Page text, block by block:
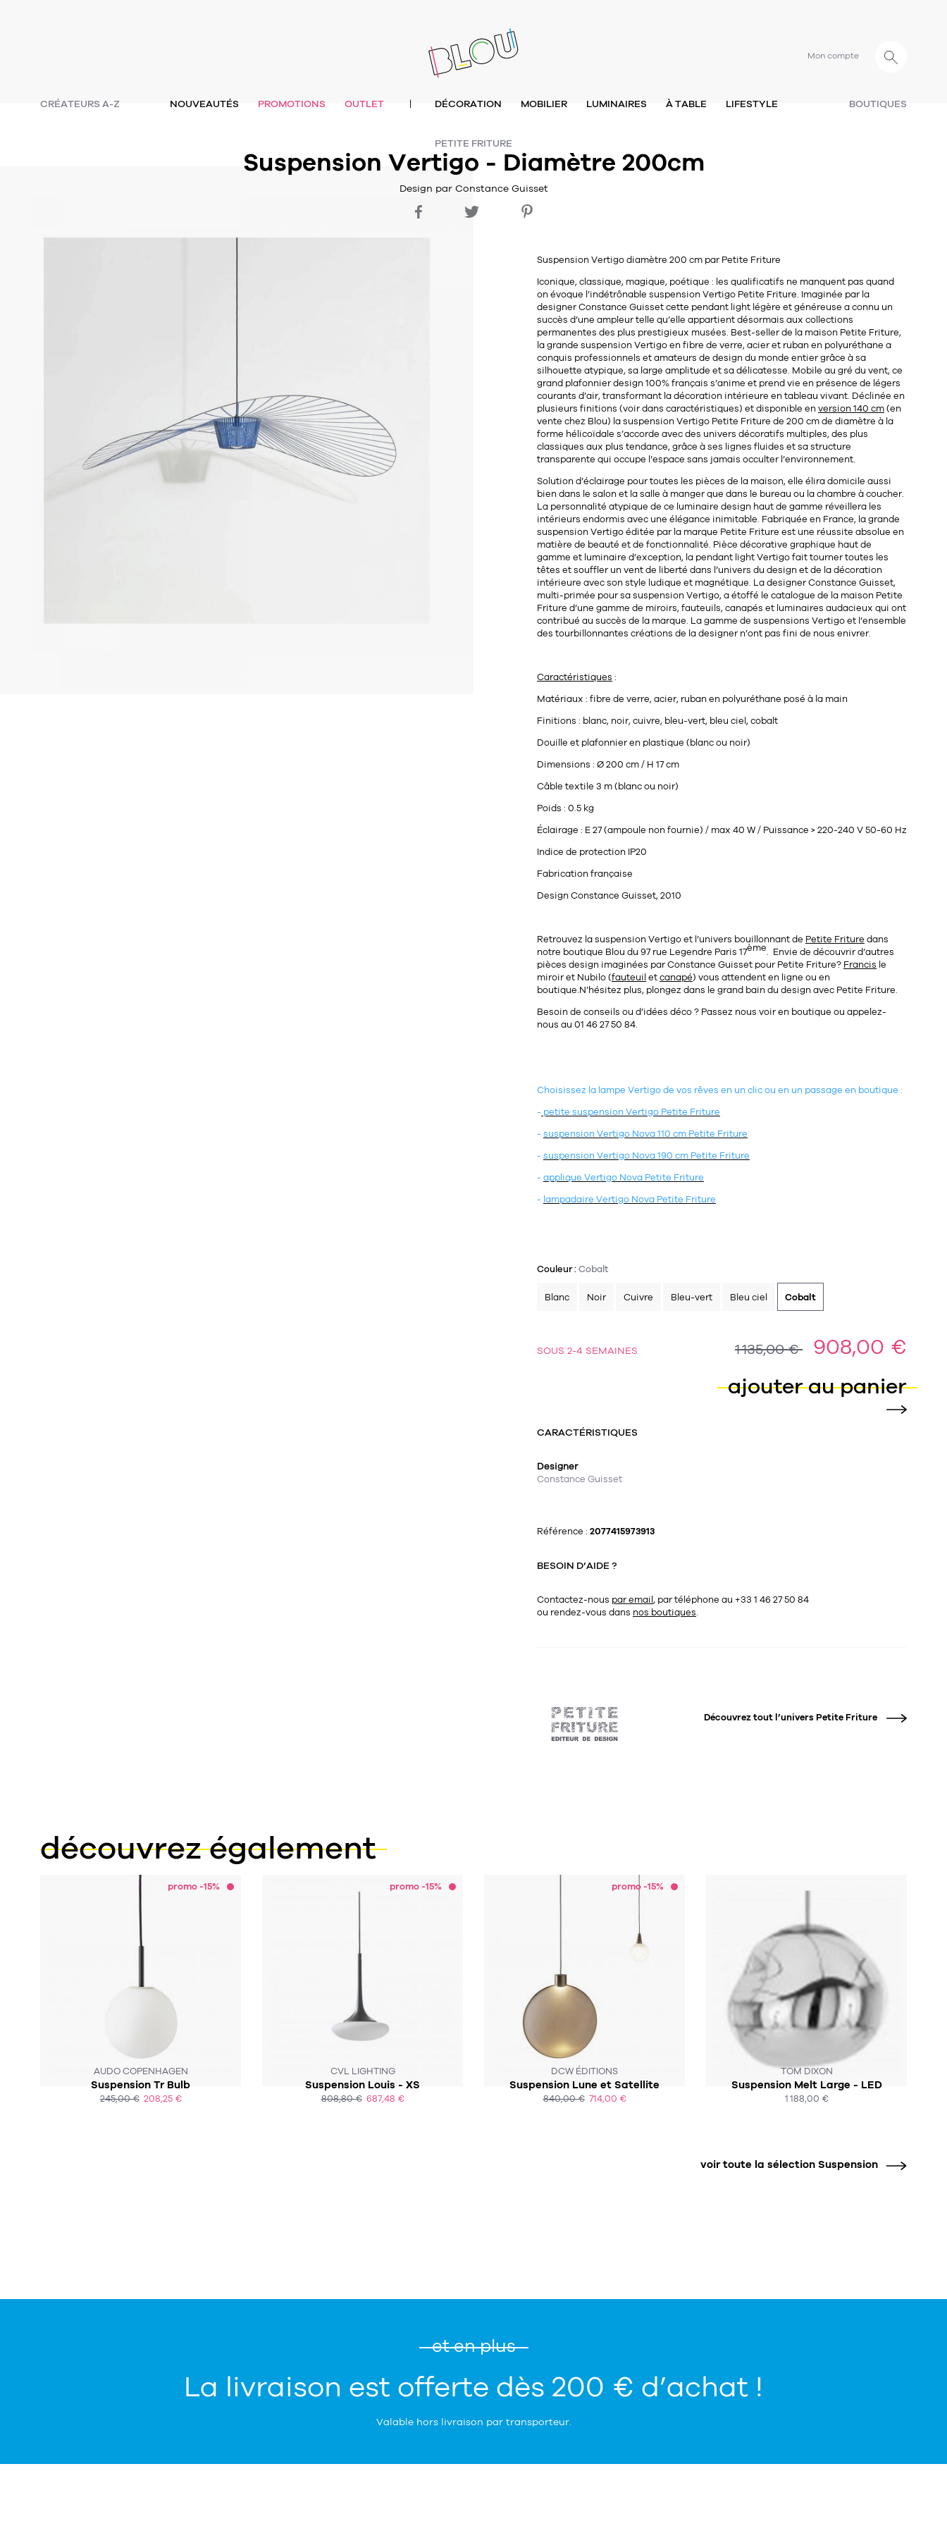
Mon compte
CRÉATEURS A-Z BOUTIQUES
NOUVEAUTÉS PROMOTIONS OUTLET | DÉCORATION MOBILIER LUMINAIRES À TABLE LIFESTYLE
PETITE FRITURE
Suspension Vertigo - Diamètre 200cm
Design par Constance Guisset
Suspension Vertigo diamètre 200 cm par Petite Friture
Iconique, classique, magique, poétique : les qualificatifs ne manquent pas quand
on évoque l’indétrônable suspension Vertigo Petite Friture. Imaginée par la
designerConstance Guissetcette pendant light légère et généreuse a connu un
succès d’une ampleur telle qu’elle appartient désormais aux collections
permanentes des plus prestigieux musées. Best-sellerde la maison Petite Friture,
la grande suspension Vertigo enfibre de verre, acieret ruban en polyuréthane a
conquis professionnels et amateurs de design du monde entier grâce à sa
silhouette atypique, sa large amplitude et sa délicatesse. Mobile au gré du vent, ce
grand plafonnier design 100% français s’anime et prend vie en présence de légers
courants d’air, transformant la décoration intérieure en tableau vivant. Déclinée en
plusieurs finitions (voir dans caractéristiques) et disponible enversion 140 cm(en
vente chez Blou) la suspension Vertigo Petite Friture de 200 cm de diamètre à la
forme hélicoïdale s’accorde avec des univers décoratifs multiples, des plus
classiques aux plus tendance, grâce à ses lignes fluides et sa structure
transparente qui occupe l’espace sans jamais occulter l’environnement.
Solution d’éclairage pour toutes les pièces de la maison, elle élira domicile aussi
bien dans le salon et la salle à manger que dans le bureau ou la chambre à coucher.
La personnalité atypique de ce luminaire design haut de gamme réveillera les
intérieurs endormis avec une élégance inimitable. Fabriquée en France, la grande
suspension Vertigo éditée par la marque Petite Friture est une réussite absolue en
matière de beauté et de fonctionnalité. Pièce décorative graphique haut de
gamme et luminaire d’exception, la pendant light Vertigo fait tourner toutes les
têtes et souffler un vent de liberté dans l’univers du design et de la décoration
intérieure avec son style ludique et magnétique. La designerConstance Guisset,
multi-primée pour sa suspension Vertigo, a étoffé le catalogue de la maison Petite
Friture d’une gamme de miroirs, fauteuils, canapés et luminaires audacieux qui ont
contribué au succès de la marque. La gamme de suspensions Vertigo et l’ensemble
des tourbillonnantes créations de la designer n’ont pas fini de nous enivrer.
Caractéristiques :
Matériaux : fibre de verre, acier, ruban en polyuréthane posé à la main
Finitions : blanc, noir, cuivre, bleu-vert, bleu ciel, cobalt
Douille et plafonnier en plastique (blanc ou noir)
Dimensions : Ø 200 cm / H 17 cm
Câble textile 3 m (blanc ou noir)
Poids : 0.5 kg
Éclairage : E 27 (ampoule non fournie) / max 40 W / Puissance > 220-240 V 50-60 Hz
Indice de protection IP20
Fabrication française
Design Constance Guisset, 2010
Retrouvez la suspension Vertigo et l’univers bouillonnant de Petite Friture dans
notre boutique Blou du 97 rue Legendre Paris 17ème. Envie de découvrir d’autres
pièces design imaginées parConstance Guisset pourPetite Friture? Francis le
miroir et Nubilo(fauteuiletcanapé) vous attendent en ligne ou en
boutique.N’hésitez plus, plongez dans le grand bain du design avec Petite Friture.
Besoin de conseils ou d’idées déco ? Passez nous voir en boutique ou appelez-
nous au 01 46 27 50 84.
Choisissez la lampe Vertigo de vos rêves en un clic ou en un passage en boutique :
- petite suspension Vertigo Petite Friture
- suspension Vertigo Nova 110 cm Petite Friture
- suspension Vertigo Nova 190 cm Petite Friture
- applique Vertigo Nova Petite Friture
- lampadaire Vertigo Nova Petite Friture
Couleur :Cobalt
Blanc Noir Cuivre Bleu-vert Bleu ciel Cobalt
SOUS 2-4 SEMAINES 1 135,00 €
908,00 €
ajouter au panier
CARACTÉRISTIQUES
Designer
Constance Guisset
Référence : 2077415973913
BESOIN D’AIDE ?
Contactez-nous par email, par téléphone au +33 1 46 27 50 84
ou rendez-vous dans nos boutiques.
Découvrez tout l’univers Petite Friture
découvrez également
promo -15%
AUDO COPENHAGEN
Suspension Tr Bulb
245,00 € 208,25 €
promo -15%
CVL LIGHTING
Suspension Louis - XS
808,80 € 687,48 €
promo -15%
DCW ÉDITIONS
Suspension Lune et Satellite
840,00 € 714,00 €
CE PRODUIT N'EST PLUS EN STOCK :-(
TOM DIXON
Suspension Melt Large - LED
1 188,00 €
SOUS 2-4 SEMAINES
voir toute la sélection Suspension
et en plus
La livraison est offerte dès 200 € d’achat !
Valable hors livraison par transporteur.